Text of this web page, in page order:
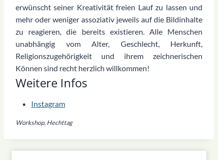
Workshop, Hechttag
Weitere Infos
Instagram
erwünscht seiner Kreativität freien Lauf zu lassen und
mehr oder weniger assoziativ jeweils auf die Bildinhalte
zu reagieren, die bereits existieren. Alle Menschen
unabhängig vom Alter, Geschlecht, Herkunft,
Religionszugehörigkeit und ihrem zeichnerischen
Können sind recht herzlich willkommen!